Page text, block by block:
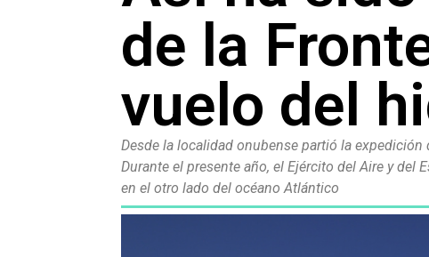
de la
vuelo del
Desde la localidad onubense partió la
Durante el presente año, el Ejército del Aire y
en el otro lado del océano Atlántico